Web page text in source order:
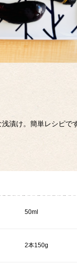
漬け。簡単レシピです
50ml
2本150g